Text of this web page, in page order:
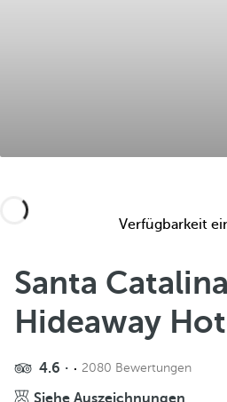
Teilen
Verfügbarkeit
Santa
Hideaway
4.6 2080 Bewertungen
Siehe Auszeichnungen